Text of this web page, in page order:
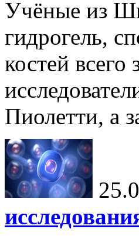
Учёные из
гидрогель,
костей всего
Пиолетти, а